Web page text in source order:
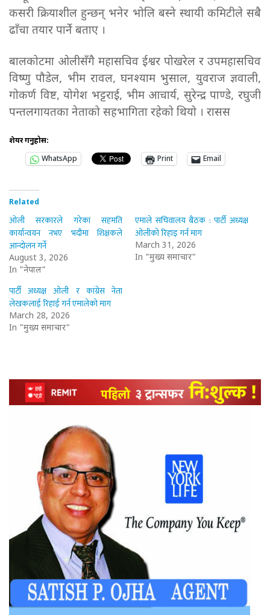
कसरी क्रियाशील हुन्छन् भनेर भोलि बस्ने स्थायी कमिटीले सबै
ढाँचा तयार पार्ने बताए ।
बालकोटमा ओलीसँगै महासचिव ईश्वर पोखरेल र उपमहासचिव
विष्णु पौडेल, भीम रावल, घनश्याम भुसाल, युवराज ज्ञवाली,
गोकर्ण विष्ट, योगेश भट्टराई, भीम आचार्य, सुरेन्द्र पाण्डे, रघुजी
पन्तलगायतका नेताको सहभागिता रहेको थियो । रासस
शेयर गर्नुहोस:
WhatsApp
Print Email
Related
ओली सरकारले गरेका सहमति
कार्यान्वयन नभए भदौमा शिक्षकले
आन्दोलन गर्ने
August 3, 2026
In "नेपाल"
एमाले सचिवालय बैठक : पार्टी अध्यक्ष
ओलीको रिहाइ गर्न माग
March 31, 2026
In "मुख्य समाचार"
पार्टी अध्यक्ष ओली र कांग्रेस नेता
लेखकलाई रिहाई गर्न एमालेको माग
March 28, 2026
In "मुख्य समाचार"